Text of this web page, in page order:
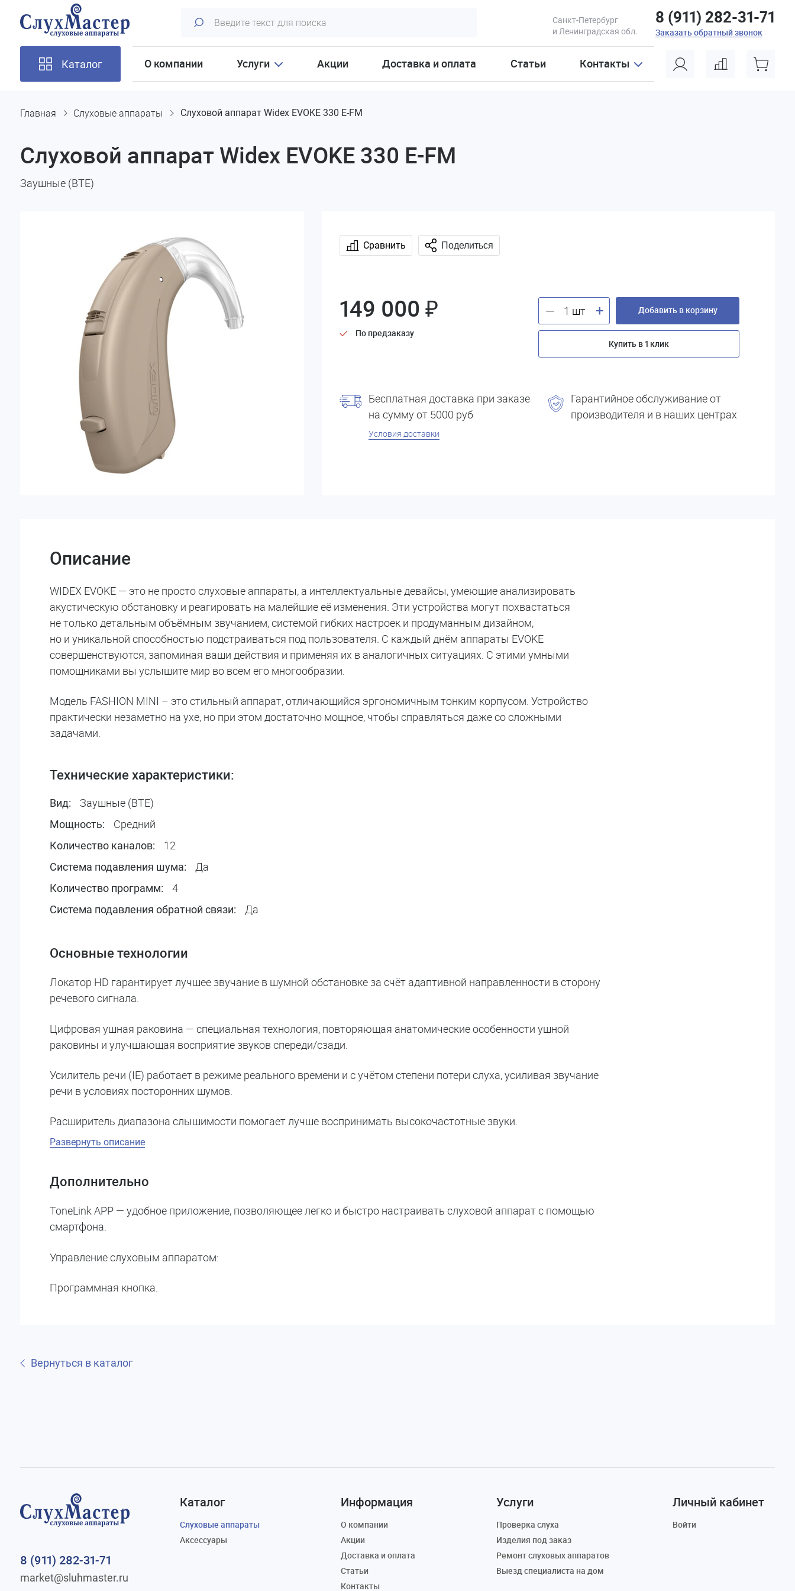
Санкт-Петербург
и Ленинградская обл.
8 (911) 282-31-71
Заказать обратный звонок
Каталог О компании Услуги Акции Доставка и оплата Статьи Контакты
Главная Слуховые аппараты Слуховой аппарат Widex EVOKE 330 E-FM
Слуховой аппарат Widex EVOKE 330 E-FM
Заушные (BTE)
Сравнить
149 000 ₽
По предзаказу
— + Добавить в корзину
Купить в 1 клик
Бесплатная доставка при заказе
на сумму от 5000 руб
Условия доставки
Гарантийное обслуживание от
производителя и в наших центрах
Описание
WIDEX EVOKE — это не просто слуховые аппараты, а интеллектуальные девайсы, умеющие анализировать
акустическую обстановку и реагировать на малейшие её изменения. Эти устройства могут похвастаться
не только детальным объёмным звучанием, системой гибких настроек и продуманным дизайном,
но и уникальной способностью подстраиваться под пользователя. С каждый днём аппараты EVOKE
совершенствуются, запоминая ваши действия и применяя их в аналогичных ситуациях. С этими умными
помощниками вы услышите мир во всем его многообразии.
Модель FASHION MINI ­– это стильный аппарат, отличающийся эргономичным тонким корпусом. Устройство
практически незаметно на ухе, но при этом достаточно мощное, чтобы справляться даже со сложными
задачами.
Технические характеристики:
Вид: Заушные (BTE)
Мощность: Средний
Количество каналов: 12
Система подавления шума: Да
Количество программ: 4
Система подавления обратной связи: Да
Основные технологии
Локатор HD гарантирует лучшее звучание в шумной обстановке за счёт адаптивной направленности в сторону
речевого сигнала.
Цифровая ушная раковина — специальная технология, повторяющая анатомические особенности ушной
раковины и улучшающая восприятие звуков спереди/сзади.
Усилитель речи (IE) работает в режиме реального времени и с учётом степени потери слуха, усиливая звучание
речи в условиях посторонних шумов.
Расширитель диапазона слышимости помогает лучше воспринимать высокочастотные звуки.
Развернуть описание
Дополнительно
ToneLink APP — удобное приложение, позволяющее легко и быстро настраивать слуховой аппарат с помощью
смартфона.
Управление слуховым аппаратом:
Программная кнопка.
Вернуться в каталог
8 (911) 282-31-71
market@sluhmaster.ru
Каталог
Слуховые аппараты
Аксессуары
Информация
О компании
Акции
Доставка и оплата
Статьи
Контакты
Услуги
Проверка слуха
Изделия под заказ
Ремонт слуховых аппаратов
Выезд специалиста на дом
Личный кабинет
Войти